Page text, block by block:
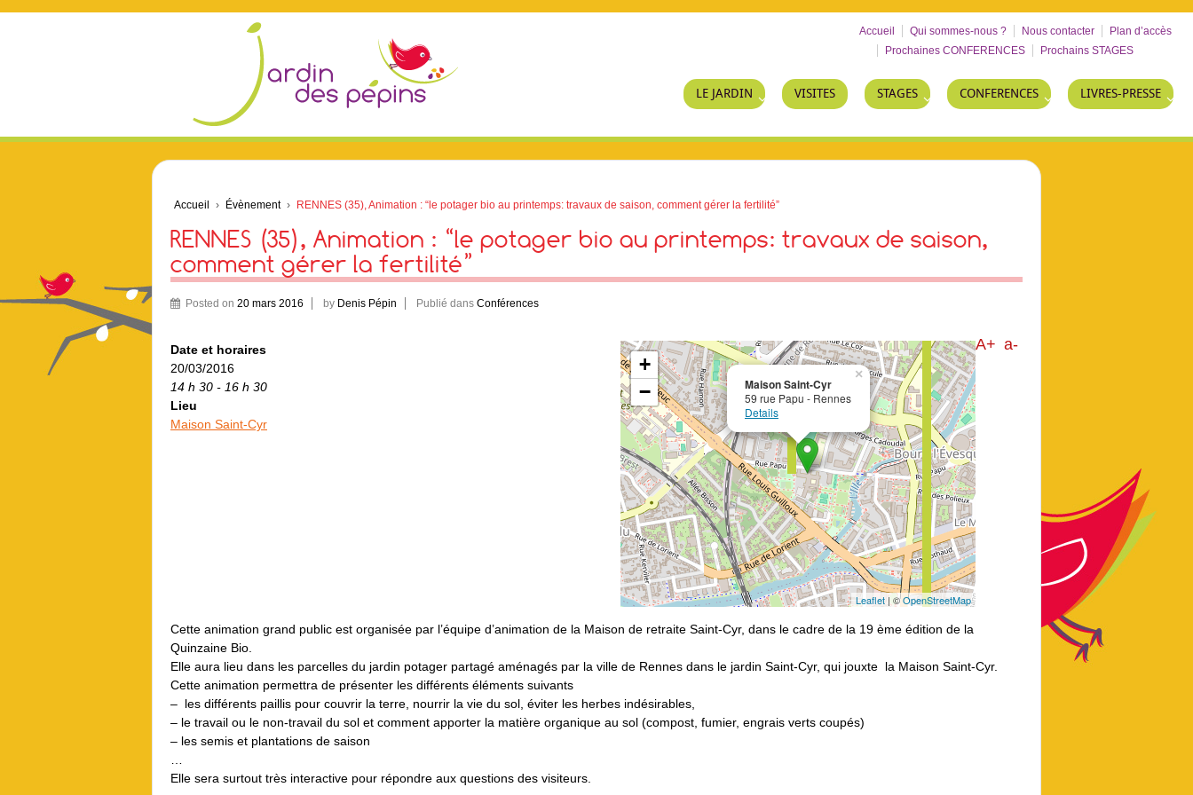
Accueil Qui sommes-nous ? Nous contacter
Plan d’accès
Prochaines CONFERENCES
Prochains STAGES
LE JARDIN VISITES STAGES CONFERENCES LIVRES-PRESSE
Accueil › Évènement › RENNES (35), Animation : “le potager bio au printemps: travaux de saison, comment gérer la fertilité”
RENNES (35), Animation : “le potager bio au printemps: travaux de saison,
comment gérer la fertilité”
Posted on 20 mars 2016 by Denis Pépin Publié dans Conférences
A+ a-
Maison Saint-Cyr
59 rue Papu - Rennes
Details
×
+
−
Leaflet| ©OpenStreetMap
Date et horaires
20/03/2016
14 h 30 - 16 h 30
Lieu
Maison Saint-Cyr
Cette animation grand public est organisée par l’équipe d’animation de la Maison de retraite Saint-Cyr, dans le cadre de la 19 ème édition de la
Quinzaine Bio.
Elle aura lieu dans les parcelles du jardin potager partagé aménagés par la ville de Rennes dans le jardin Saint-Cyr, qui jouxte la Maison Saint-Cyr.
Cette animation permettra de présenter les différents éléments suivants
– les différents paillis pour couvrir la terre, nourrir la vie du sol, éviter les herbes indésirables,
– le travail ou le non-travail du sol et comment apporter la matière organique au sol (compost, fumier, engrais verts coupés)
– les semis et plantations de saison
Elle sera surtout très interactive pour répondre aux questions des visiteurs.